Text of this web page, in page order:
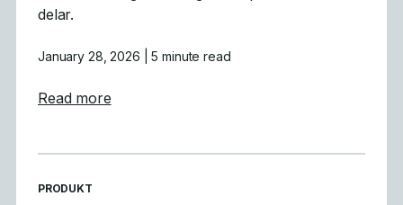
delar.
January 28, 2026 | 5 minute read
Read moreabout Vad vi lärde oss: Sammanfattning
READ MORE ARTICLES ABOUT
PRODUKT